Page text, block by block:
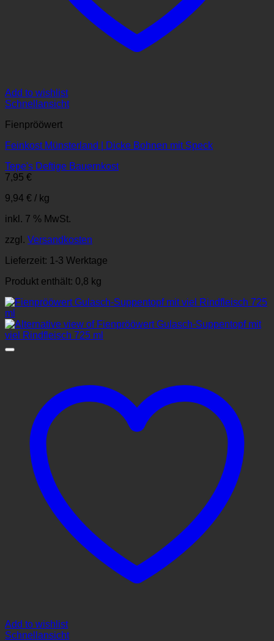
Add to wishlist
Schnellansicht
Fienprööwert
Feinkost Münsterland | Dicke Bohnen mit Speck
Tepe's Deftige Bauernkost
7,95 €
9,94 € / kg
inkl. 7 % MwSt.
zzgl. Versandkosten
Lieferzeit: 1-3 Werktage
Produkt enthält: 0,8 kg
Add to wishlist
Schnellansicht